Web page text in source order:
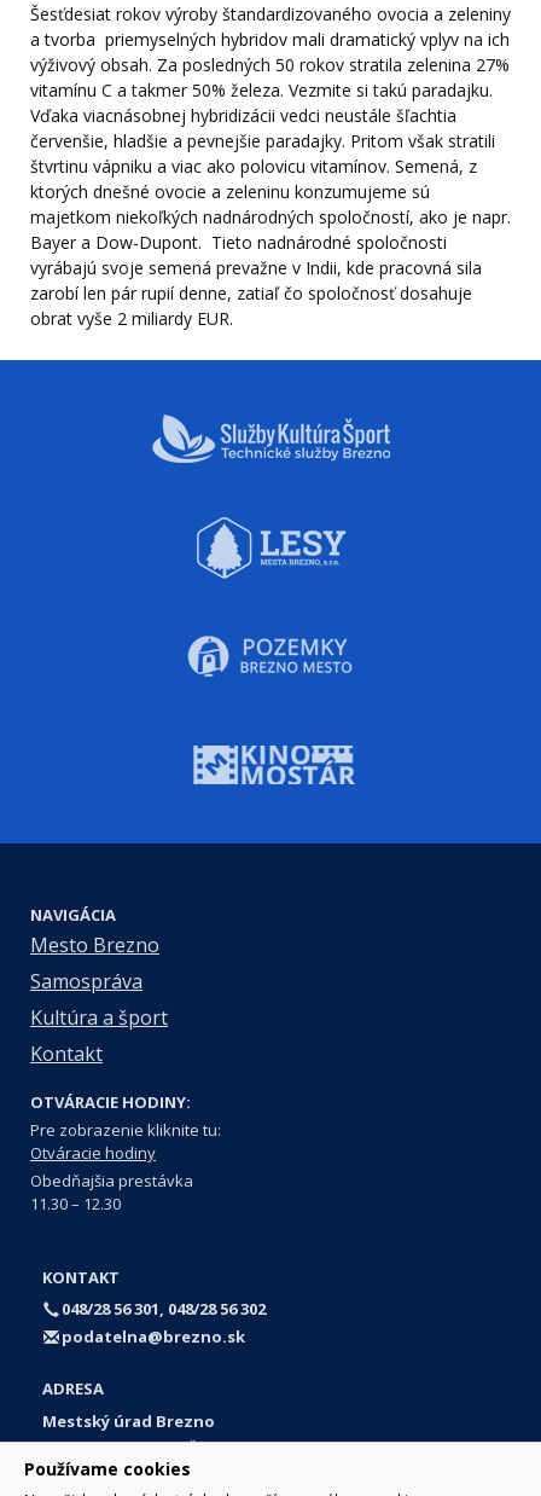
Používame cookies
Šesťdesiat rokov výroby štandardizovaného ovocia a zeleniny
a tvorba priemyselných hybridov mali dramatický vplyv na ich
výživový obsah. Za posledných 50 rokov stratila zelenina 27%
vitamínu C a takmer 50% železa. Vezmite si takú paradajku.
Vďaka viacnásobnej hybridizácii vedci neustále šľachtia
červenšie, hladšie a pevnejšie paradajky. Pritom však stratili
štvrtinu vápniku a viac ako polovicu vitamínov. Semená, z
ktorých dnešné ovocie a zeleninu konzumujeme sú
majetkom niekoľkých nadnárodných spoločností, ako je napr.
Bayer a Dow-Dupont. Tieto nadnárodné spoločnosti
vyrábajú svoje semená prevažne v Indii, kde pracovná sila
zarobí len pár rupií denne, zatiaľ čo spoločnosť dosahuje
obrat vyše 2 miliardy EUR.
NAVIGÁCIA
Mesto Brezno
Samospráva
Kultúra a šport
Kontakt
OTVÁRACIE HODINY:
Pre zobrazenie kliknite tu:
Otváracie hodiny
Obedňajšia prestávka
11.30 – 12.30
KONTAKT
048/28 56 301, 048/28 56 302
podatelna@brezno.sk
ADRESA
Mestský úrad Brezno
Námestie gen. M. R. Štefánika 1
977 01 Brezno